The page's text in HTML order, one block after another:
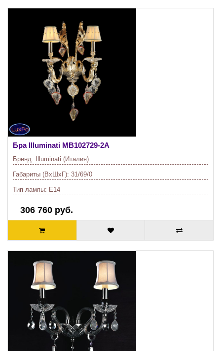
Бра Illuminati MB102729-2A
Бренд: Illuminati (Италия)
Габариты (ВхШхГ): 31/69/0
Тип лампы: E14
306 760 руб.